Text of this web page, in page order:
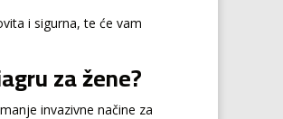
i sigurna, te će vam
za žene?
invazivne načine za